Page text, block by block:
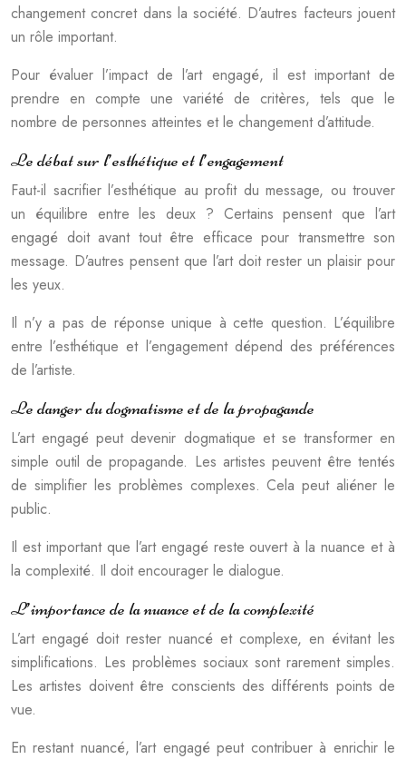
changement concret dans la société. D’autres facteurs jouent
un rôle important.
Pour évaluer l’impact de l’art engagé, il est important de
prendre en compte une variété de critères, tels que le
nombre de personnes atteintes et le changement d’attitude.
Le débat sur l’esthétique et l’engagement
Faut-il sacrifier l’esthétique au profit du message, ou trouver
un équilibre entre les deux ? Certains pensent que l’art
engagé doit avant tout être efficace pour transmettre son
message. D’autres pensent que l’art doit rester un plaisir pour
les yeux.
Il n’y a pas de réponse unique à cette question. L’équilibre
entre l’esthétique et l’engagement dépend des préférences
de l’artiste.
Le danger du dogmatisme et de la propagande
L’art engagé peut devenir dogmatique et se transformer en
simple outil de propagande. Les artistes peuvent être tentés
de simplifier les problèmes complexes. Cela peut aliéner le
public.
Il est important que l’art engagé reste ouvert à la nuance et à
la complexité. Il doit encourager le dialogue.
L’importance de la nuance et de la complexité
L’art engagé doit rester nuancé et complexe, en évitant les
simplifications. Les problèmes sociaux sont rarement simples.
Les artistes doivent être conscients des différents points de
vue.
En restant nuancé, l’art engagé peut contribuer à enrichir le